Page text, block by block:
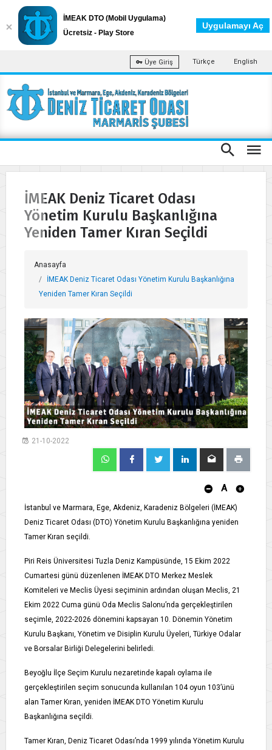
Üye Giriş Türkçe English
İMEAK Deniz Ticaret Odası
Yönetim Kurulu Başkanlığına
Yeniden Tamer Kıran Seçildi
Anasayfa
İMEAK Deniz Ticaret Odası Yönetim Kurulu Başkanlığına
Yeniden Tamer Kıran Seçildi
21-10-2022
A
İstanbul ve Marmara, Ege, Akdeniz, Karadeniz Bölgeleri (İMEAK)
Deniz Ticaret Odası (DTO) Yönetim Kurulu Başkanlığına yeniden
Tamer Kıran seçildi.
Piri Reis Üniversitesi Tuzla Deniz Kampüsünde, 15 Ekim 2022
Cumartesi günü düzenlenen İMEAK DTO Merkez Meslek
Komiteleri ve Meclis Üyesi seçiminin ardından oluşan Meclis, 21
Ekim 2022 Cuma günü Oda Meclis Salonu’nda gerçekleştirilen
seçimle, 2022-2026 dönemini kapsayan 10. Dönemin Yönetim
Kurulu Başkanı, Yönetim ve Disiplin Kurulu Üyeleri, Türkiye Odalar
ve Borsalar Birliği Delegelerini belirledi.
Beyoğlu İlçe Seçim Kurulu nezaretinde kapalı oylama ile
gerçekleştirilen seçim sonucunda kullanılan 104 oyun 103’ünü
alan Tamer Kıran, yeniden İMEAK DTO Yönetim Kurulu
Başkanlığına seçildi.
Tamer Kıran, Deniz Ticaret Odası’nda 1999 yılında Yönetim Kurulu
İMEAK DTO (Mobil Uygulama)
Ücretsiz - Play Store
Uygulamayı Aç